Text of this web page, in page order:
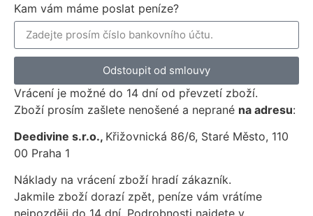
Kam vám máme poslat peníze?
Odstoupit od smlouvy
Vrácení je možné do 14 dní od převzetí zboží.
Zboží prosím zašlete nenošené a neprané na adresu:
Deedivine s.r.o., Křižovnická 86/6, Staré Město, 110
00 Praha 1
Náklady na vrácení zboží hradí zákazník.
Jakmile zboží dorazí zpět, peníze vám vrátíme